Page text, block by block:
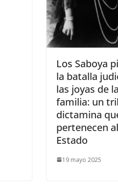
​Los Saboya
la batalla
las joyas de la
familia: un
dictamina
pertenecen al
Estado
19 mayo 2025